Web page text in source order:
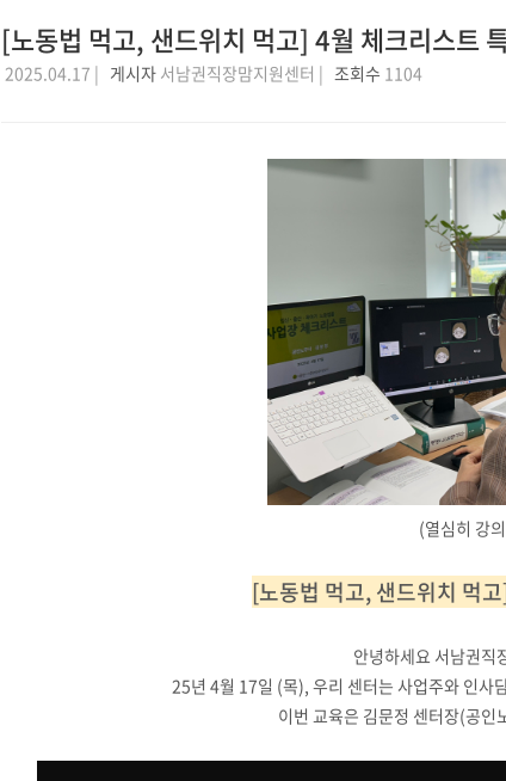
[노동법 먹고, 샌드위치 먹고] 4월 체크리스트
2025.04.17 | 게시자서남권직장맘지원센터 | 조회수 1104
(열심히 강
[노동법 먹고, 샌드위치 먹
안녕하세요 서남권직
25년 4월 17일 (목), 우리 센터는 사업주와 인사
이번 교육은 김문정 센터장(공인